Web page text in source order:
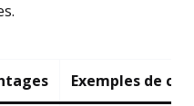
Exemples de